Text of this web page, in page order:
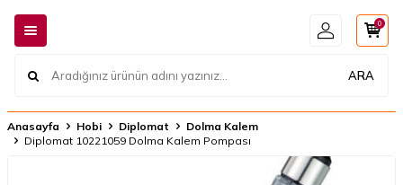
ARA
0
Anasayfa Hobi Diplomat
Dolma Kalem
​Diplomat 10221059 Dolma Kalem Pompası